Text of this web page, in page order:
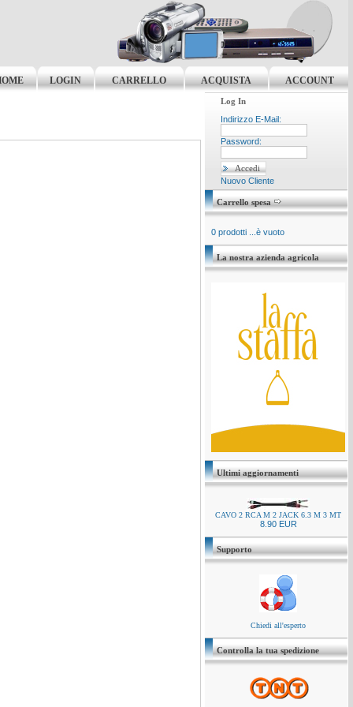
LOGIN CARRELLO ACQUISTA ACCOUNT
Log In
Indirizzo E-Mail:
Password:
Nuovo Cliente
Carrello spesa
0 prodotti ...è vuoto
La nostra azienda agricola
Ultimi aggiornamenti
CAVO 2 RCA M 2 JACK 6.3 M 3 MT
8.90 EUR
Supporto
Chiedi all'esperto
Controlla la tua spedizione